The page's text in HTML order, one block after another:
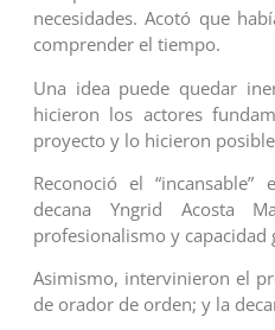
necesidades. Acotó que
comprender el tiempo.
Una idea puede quedar
hicieron los actores
proyecto y lo hicieron
Reconoció el
decana Yngrid Acosta
profesionalismo y capacidad
Asimismo, intervinieron el
de orador de orden; y la